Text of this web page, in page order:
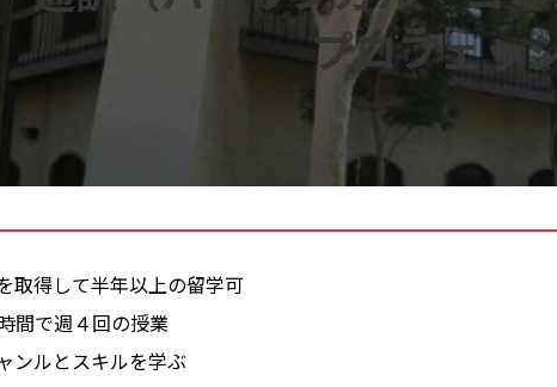
プロフェッ
取得して半年以上の留学可
間で週４回の授業
ンルとスキルを学ぶ